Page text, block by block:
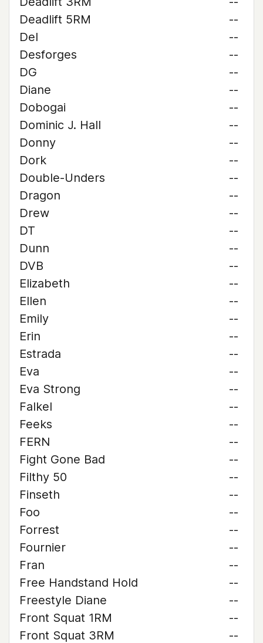
Deadlift 5RM
--
Del
--
Desforges
--
DG
--
Diane
--
Dobogai
--
Dominic J. Hall
--
Donny
--
Dork
--
Double-Unders
--
Dragon
--
Drew
--
DT
--
Dunn
--
DVB
--
Elizabeth
--
Ellen
--
Emily
--
Erin
--
Estrada
--
Eva
--
Eva Strong
--
Falkel
--
Feeks
--
FERN
--
Fight Gone Bad
--
Filthy 50
--
Finseth
--
Foo
--
Forrest
--
Fournier
--
Fran
--
Free Handstand Hold
--
Freestyle Diane
--
Front Squat 1RM
--
Front Squat 3RM
--